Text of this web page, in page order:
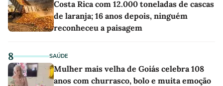
Costa Rica com 12.000 toneladas de cascas
de laranja; 16 anos depois, ninguém
reconheceu a paisagem
8 SAÚDE
Mulher mais velha de Goiás celebra 108
anos com churrasco, bolo e muita emoção